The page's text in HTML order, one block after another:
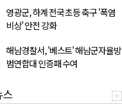
영광군, 하계 전국 초등 축구 '폭염
비상' 안전 강화
해남경찰서, '베스트' 해남군자율방
범연합대 인증패 수여
스